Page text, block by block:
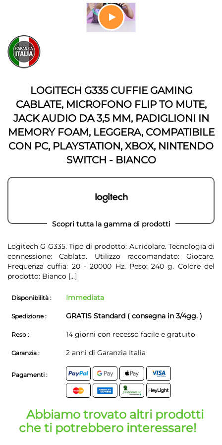
immagini
Vai
all'inizio
della
galleria
immaginiLOGITECH G335 CUFFIE GAMING
CABLATE, MICROFONO FLIP TO MUTE,
JACK AUDIO DA 3,5 MM, PADIGLIONI IN
MEMORY FOAM, LEGGERA, COMPATIBILE
CON PC, PLAYSTATION, XBOX, NINTENDO
SWITCH - BIANCO
Scopri tutta la gamma di prodotti
Logitech G G335. Tipo di prodotto: Auricolare. Tecnologia di
connessione: Cablato. Utilizzo raccomandato: Giocare.
Frequenza cuffia: 20 - 20000 Hz. Peso: 240 g. Colore del
prodotto: Bianco [...]
Disponibilità : Immediata
Spedizione : GRATIS Standard ( consegna in 3/4gg. )
Reso : 14 giorni con recesso facile e gratuito
Garanzia : 2 anni di Garanzia Italia
Pagamenti :
Abbiamo trovato altri prodotti
che ti potrebbero interessare!